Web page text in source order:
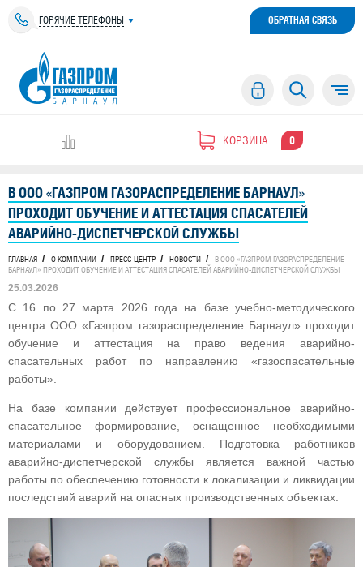
ГОРЯЧИЕ ТЕЛЕФОНЫ ОБРАТНАЯ СВЯЗЬ
КОРЗИНА 0
В ООО «ГАЗПРОМ ГАЗОРАСПРЕДЕЛЕНИЕ БАРНАУЛ»
ПРОХОДИТ ОБУЧЕНИЕ И АТТЕСТАЦИЯ СПАСАТЕЛЕЙ
АВАРИЙНО-ДИСПЕТЧЕРСКОЙ СЛУЖБЫ
ГЛАВНАЯ О КОМПАНИИ ПРЕСС-ЦЕНТР НОВОСТИ
В ООО «ГАЗПРОМ ГАЗОРАСПРЕДЕЛЕНИЕ
БАРНАУЛ» ПРОХОДИТ ОБУЧЕНИЕ И АТТЕСТАЦИЯ СПАСАТЕЛЕЙ АВАРИЙНО-ДИСПЕТЧЕРСКОЙ СЛУЖБЫ
25.03.2026
С 16 по 27 марта 2026 года на базе учебно-методического
центра ООО «Газпром газораспределение Барнаул» проходит
обучение и аттестация на право ведения аварийно-
спасательных работ по направлению «газоспасательные
работы».
На базе компании действует профессиональное аварийно-
спасательное формирование, оснащенное необходимыми
материалами и оборудованием. Подготовка работников
аварийно-диспетчерской службы является важной частью
работы по обеспечению готовности к локализации и ликвидации
последствий аварий на опасных производственных объектах.